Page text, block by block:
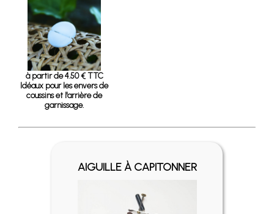
à partir de 4.50 € TTC
Idéaux pour les envers de
coussins et l'arrière de
garnissage.
AIGUILLE À CAPITONNER